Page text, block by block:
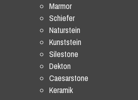
Marmor
Schiefer
Naturstein
Kunststein
Silestone
Dekton
Caesarstone
Keramik